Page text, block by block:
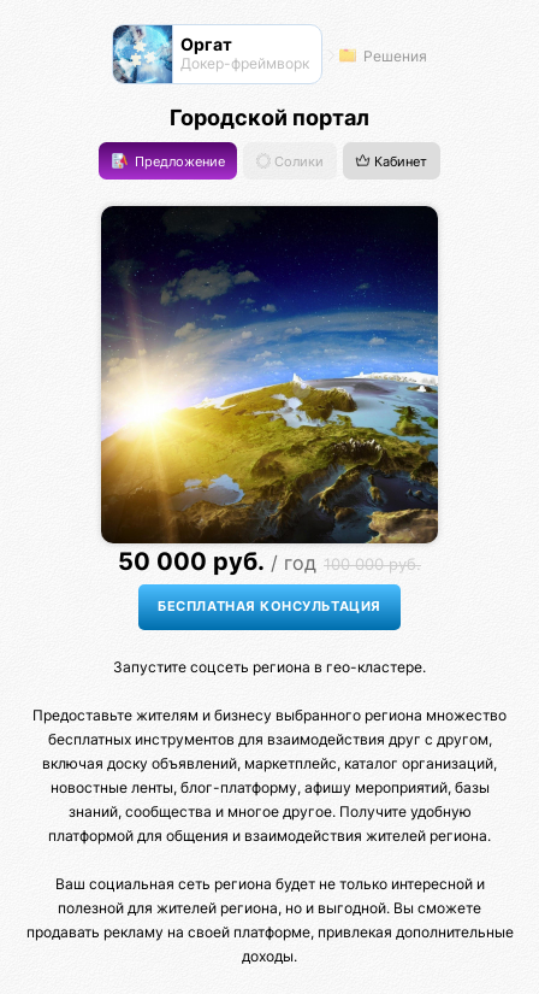
Оргат
Докер-фреймворк Решения
Городской портал
Предложение Солики Кабинет
50 000 руб. / год 100 000 руб.
Запустите соцсеть региона в гео-кластере.
Предоставьте жителям и бизнесу выбранного региона множество
бесплатных инструментов для взаимодействия друг с другом,
включая доску объявлений, маркетплейс, каталог организаций,
новостные ленты, блог-платформу, афишу мероприятий, базы
знаний, сообщества и многое другое. Получите удобную
платформой для общения и взаимодействия жителей региона.
Ваш социальная сеть региона будет не только интересной и
полезной для жителей региона, но и выгодной. Вы сможете
продавать рекламу на своей платформе, привлекая дополнительные
доходы.